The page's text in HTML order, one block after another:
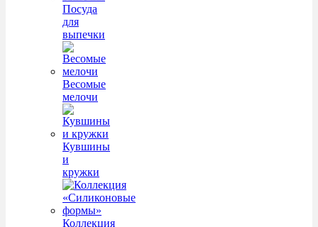
Посуда
для
выпечки
Весомые
мелочи
Кувшины
и
кружки
Коллекция